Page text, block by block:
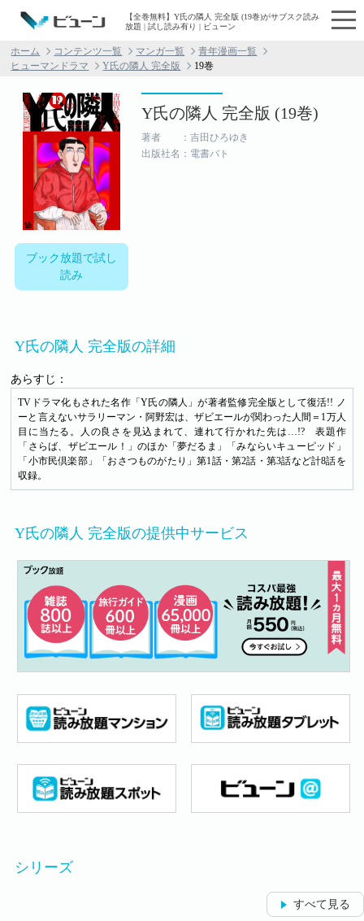
【全巻無料】Y氏の隣人 完全版 (19巻)がサブスク読み
放題 | 試し読み有り | ビューン
ホーム コンテンツ一覧 マンガ一覧
青年漫画一覧
ヒューマンドラマ
Y氏の隣人 完全版 19巻
ブック放題で試し
読み
Y氏の隣人 完全版 (19巻)
著者 ：吉田ひろゆき
出版社名：電書バト
Y氏の隣人 完全版の詳細
あらすじ：
TVドラマ化もされた名作「Y氏の隣人」が著者監修完全版として復活!! ノ
ーと言えないサラリーマン・阿野宏は、ザビエールが関わった人間＝1万人
目に当たる。人の良さを見込まれて、連れて行かれた先は…!? 表題作
「さらば、ザビエール！」のほか「夢だるま」「みならいキューピッド」
「小市民倶楽部」「おさつものがたり」第1話・第2話・第3話など計8話を
収録。
Y氏の隣人 完全版の提供中サービス
シリーズ
すべて見る